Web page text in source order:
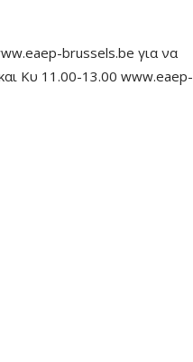
brussels.be για να
Κυ 11.00-13.00 www.eaep-